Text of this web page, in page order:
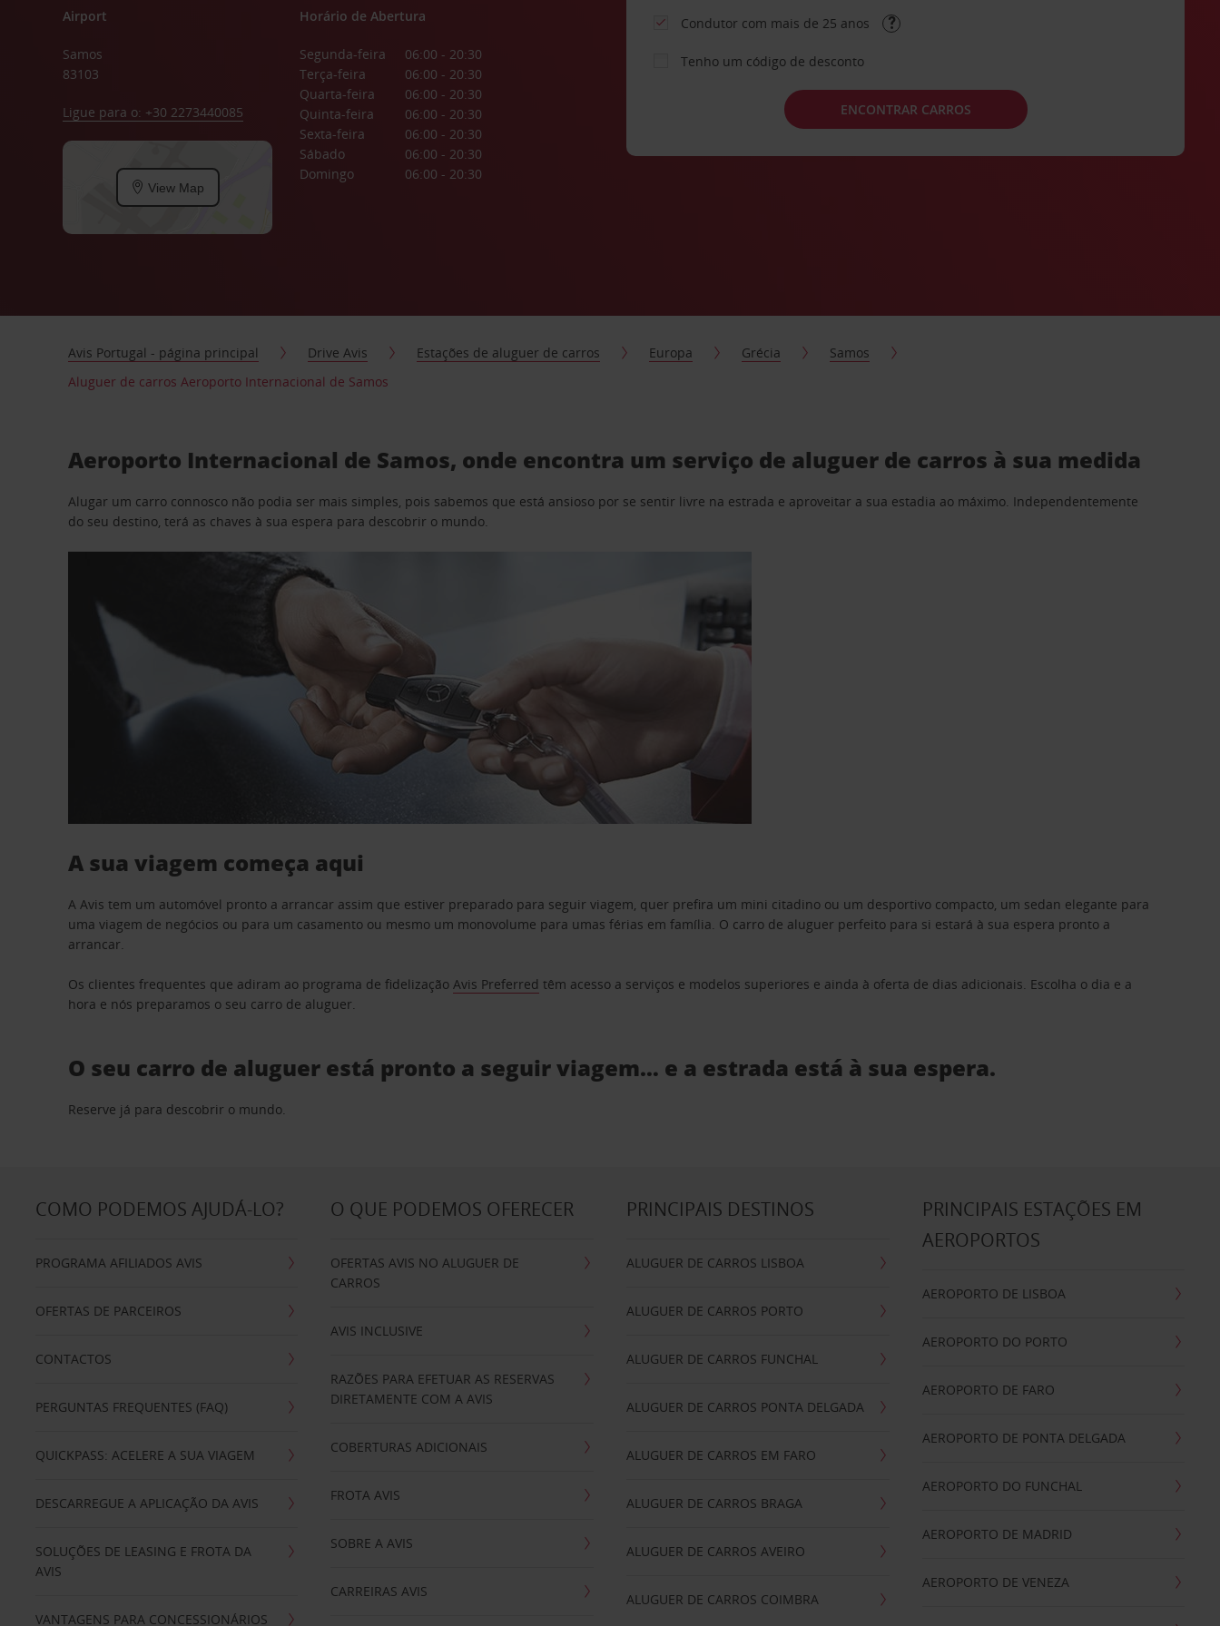
Airport
Samos
83103
Ligue para o: +30 2273440085
View Map
Horário de Abertura
Segunda-feira
06:00 - 20:30
Terça-feira
06:00 - 20:30
Quarta-feira
06:00 - 20:30
Quinta-feira
06:00 - 20:30
Sexta-feira
06:00 - 20:30
Sábado
06:00 - 20:30
Domingo
06:00 - 20:30
Condutor com mais de 25 anos
Tenho um código de desconto
ENCONTRAR CARROS
Avis Portugal - página principal Drive Avis Estações de aluguer de carros Europa Grécia
Samos
Aluguer de carros Aeroporto Internacional de Samos
Aeroporto Internacional de Samos, onde encontra um serviço de aluguer de carros à sua medida
Alugar um carro connosco não podia ser mais simples, pois sabemos que está ansioso por se sentir livre na estrada e aproveitar a sua estadia ao máximo. Independentemente
do seu destino, terá as chaves à sua espera para descobrir o mundo.
A sua viagem começa aqui
A Avis tem um automóvel pronto a arrancar assim que estiver preparado para seguir viagem, quer prefira um mini citadino ou um desportivo compacto, um sedan elegante para
uma viagem de negócios ou para um casamento ou mesmo um monovolume para umas férias em família. O carro de aluguer perfeito para si estará à sua espera pronto a
arrancar.
Os clientes frequentes que adiram ao programa de fidelizaçãoAvis Preferred têm acesso a serviços e modelos superiores e ainda à oferta de dias adicionais. Escolha o dia e a
hora e nós preparamos o seu carro de aluguer.
O seu carro de aluguer está pronto a seguir viagem… e a estrada está à sua espera.
Reserve já para descobrir o mundo.
COMO PODEMOS AJUDÁ-LO?
PROGRAMA AFILIADOS AVIS
OFERTAS DE PARCEIROS
CONTACTOS
PERGUNTAS FREQUENTES (FAQ)
QUICKPASS: ACELERE A SUA VIAGEM
DESCARREGUE A APLICAÇÃO DA AVIS
SOLUÇÕES DE LEASING E FROTA DA
AVIS
VANTAGENS PARA CONCESSIONÁRIOS
O QUE PODEMOS OFERECER
OFERTAS AVIS NO ALUGUER DE
CARROS
AVIS INCLUSIVE
RAZÕES PARA EFETUAR AS RESERVAS
DIRETAMENTE COM A AVIS
COBERTURAS ADICIONAIS
FROTA AVIS
SOBRE A AVIS
CARREIRAS AVIS
PRINCIPAIS DESTINOS
ALUGUER DE CARROS LISBOA
ALUGUER DE CARROS PORTO
ALUGUER DE CARROS FUNCHAL
ALUGUER DE CARROS PONTA DELGADA
ALUGUER DE CARROS EM FARO
ALUGUER DE CARROS BRAGA
ALUGUER DE CARROS AVEIRO
ALUGUER DE CARROS COIMBRA
PRINCIPAIS ESTAÇÕES EM
AEROPORTOS
AEROPORTO DE LISBOA
AEROPORTO DO PORTO
AEROPORTO DE FARO
AEROPORTO DE PONTA DELGADA
AEROPORTO DO FUNCHAL
AEROPORTO DE MADRID
AEROPORTO DE VENEZA